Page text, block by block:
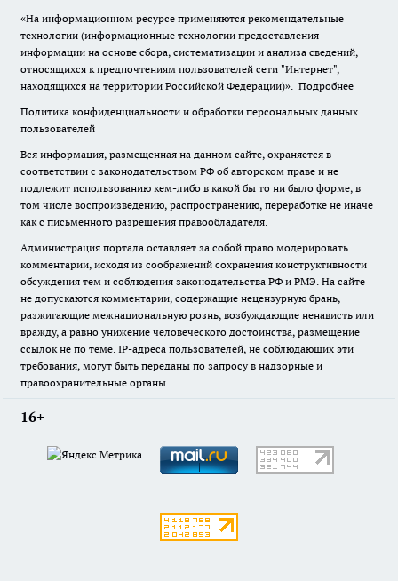
«На информационном ресурсе применяются рекомендательные
технологии (информационные технологии предоставления
информации на основе сбора, систематизации и анализа сведений,
относящихся к предпочтениям пользователей сети "Интернет",
находящихся на территории Российской Федерации)». Подробнее
Политика конфиденциальности и обработки персональных данных
пользователей
Вся информация, размещенная на данном сайте, охраняется в
соответствии с законодательством РФ об авторском праве и не
подлежит использованию кем-либо в какой бы то ни было форме, в
том числе воспроизведению, распространению, переработке не иначе
как с письменного разрешения правообладателя.
Администрация портала оставляет за собой право модерировать
комментарии, исходя из соображений сохранения конструктивности
обсуждения тем и соблюдения законодательства РФ и РМЭ. На сайте
не допускаются комментарии, содержащие нецензурную брань,
разжигающие межнациональную рознь, возбуждающие ненависть или
вражду, а равно унижение человеческого достоинства, размещение
ссылок не по теме. IP-адреса пользователей, не соблюдающих эти
требования, могут быть переданы по запросу в надзорные и
правоохранительные органы.
16+